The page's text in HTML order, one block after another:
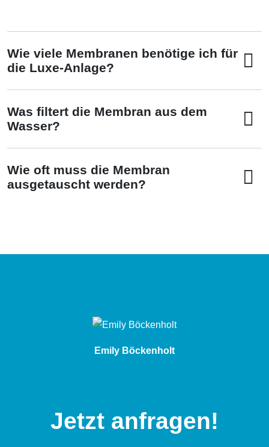
Wie viele Membranen benötige ich für
die Luxe-Anlage?
Was filtert die Membran aus dem
Wasser?
Wie oft muss die Membran
ausgetauscht werden?
Emily Böckenholt
Jetzt anfragen!